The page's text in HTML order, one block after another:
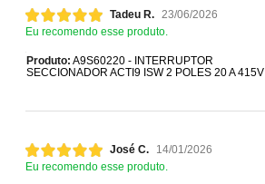
Tadeu R. 23/06/2026
Eu recomendo esse produto.
Produto: A9S60220 - INTERRUPTOR
SECCIONADOR ACTI9 ISW 2 POLES 20 A 415V
José C.
14/01/2026
Eu recomendo esse produto.